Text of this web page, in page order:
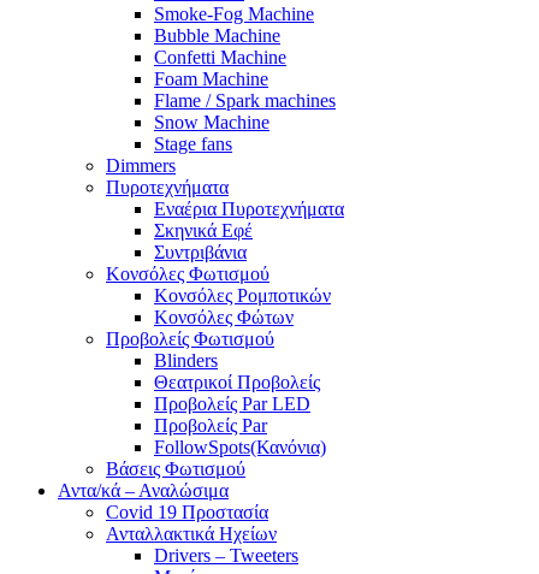
Smoke-Fog Machine
Bubble Machine
Confetti Machine
Foam Machine
Flame / Spark machines
Snow Machine
Stage fans
Dimmers
Πυροτεχνήματα
Εναέρια Πυροτεχνήματα
Σκηνικά Εφέ
Συντριβάνια
Κονσόλες Φωτισμού
Κονσόλες Ρομποτικών
Κονσόλες Φώτων
Προβολείς Φωτισμού
Blinders
Θεατρικοί Προβολείς
Προβολείς Par LED
Προβολείς Par
FollowSpots(Κανόνια)
Βάσεις Φωτισμού
Αντα/κά – Αναλώσιμα
Covid 19 Προστασία
Ανταλλακτικά Ηχείων
Drivers – Tweeters